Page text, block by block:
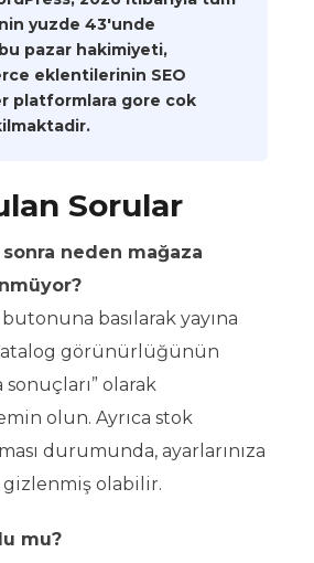
yuzde 43'unde
pazar hakimiyeti,
eklentilerinin SEO
platformlara gore cok
Sorular
neden mağaza
basılarak yayına
görünürlüğünün
sonuçları” olarak
olun. Ayrıca stok
durumunda, ayarlarınıza
gizlenmiş olabilir.
mu?